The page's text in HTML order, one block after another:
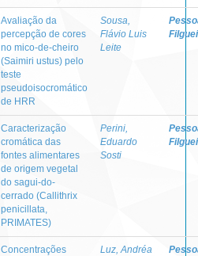
Avaliação da
percepção de cores
no mico-de-cheiro
(Saimiri ustus) pelo
teste
pseudoisocromático
de HRR
Sousa,
Flávio Luis
Leite
Caracterização
cromática das
fontes alimentares
de origem vegetal
do sagui-do-
cerrado (Callithrix
penicillata,
PRIMATES)
Perini,
Eduardo
Sosti
Concentrações
Luz, Andréa